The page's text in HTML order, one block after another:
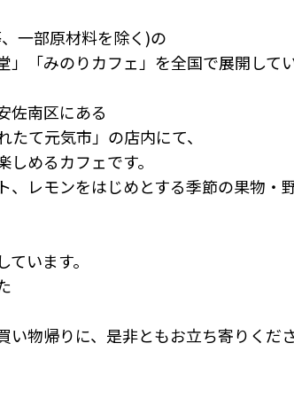
一部原材料を除く)の
「みのりカフェ」を全国で展開して
佐南区にある
て元気市」の店内にて、
めるカフェです。
レモンをはじめとする季節の果物・
います。
い物帰りに、是非ともお立ち寄りくだ